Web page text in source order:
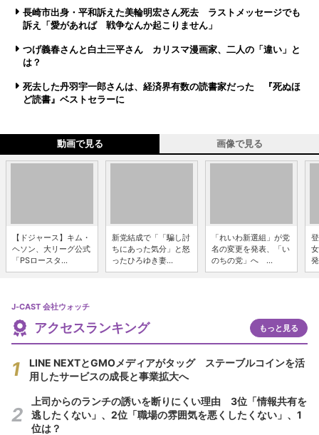
長崎市出身・平和訴えた美輪明宏さん死去 ラストメッセージでも
訴え「愛があれば 戦争なんか起こりません」
つげ義春さんと白土三平さん カリスマ漫画家、二人の「違い」と
は？
死去した丹羽宇一郎さんは、経済界有数の読書家だった 『死ぬほ
ど読書』ベストセラーに
動画で見る 画像で見る
【ドジャース】キム・
ヘソン、大リーグ公式
「PSロースタ...
新党結成で「「騙し討
ちにあった気分」と怒
ったひろゆき妻...
「れいわ新選組」が党
名の変更を発表、「い
のちの党」へ ...
J-CAST 会社ウォッチ
アクセスランキング もっと見る
LINE NEXTとGMOメディアがタッグ ステーブルコインを活
用したサービスの成長と事業拡大へ
上司からのランチの誘いを断りにくい理由 3位「情報共有を
逃したくない」、2位「職場の雰囲気を悪くしたくない」、1
位は？